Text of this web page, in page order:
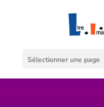
Sélectionner une page